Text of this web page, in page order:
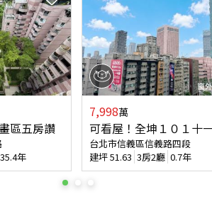
區五房讚
35.4年
7,998萬
可看屋！全坤１０１十
台北市信義區信義路四段
建坪51.63 3房2廳 0.7年